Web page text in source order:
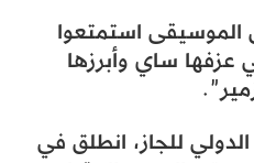
الموسيقى استمتعوا
عزفها ساي وأبرزها
للجاز، انطلق في